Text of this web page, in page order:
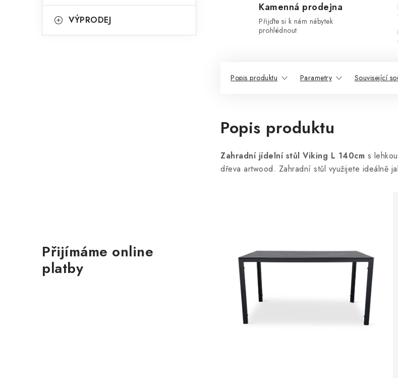
VÝPRODEJ
Přijímáme online
platby
Kamenná prodejna
Přijďte si k nám nábytek
prohlédnout
Popis produktu Parametry Související
Popis produktu
Zahradní jídelní stůl Viking L 140cm s
dřeva artwood. Zahradní stůl využijete ideálně